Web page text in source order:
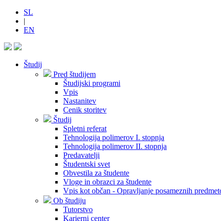
SL
|
EN
Študij
Pred študijem
Študijski programi
Vpis
Nastanitev
Cenik storitev
Študij
Spletni referat
Tehnologija polimerov I. stopnja
Tehnologija polimerov II. stopnja
Predavatelji
Študentski svet
Obvestila za študente
Vloge in obrazci za študente
Vpis kot občan - Opravljanje posameznih
Ob študiju
Tutorstvo
Karierni center